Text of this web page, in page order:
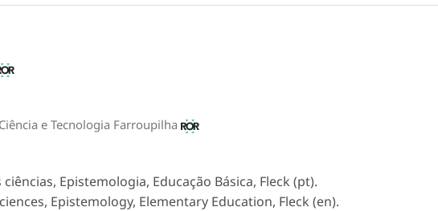
e Tecnologia Farroupilha
Epistemologia, Educação Básica, Fleck (pt).
Epistemology, Elementary Education, Fleck (en).